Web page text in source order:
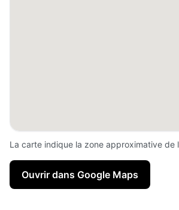
La carte indique la zone approximative de
Ouvrir dans Google Maps